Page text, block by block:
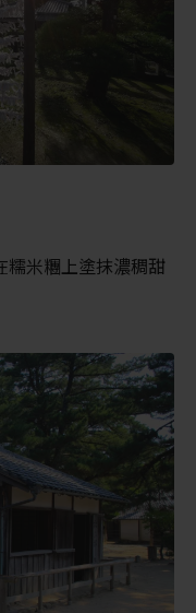
糯米糰上塗抹濃稠甜